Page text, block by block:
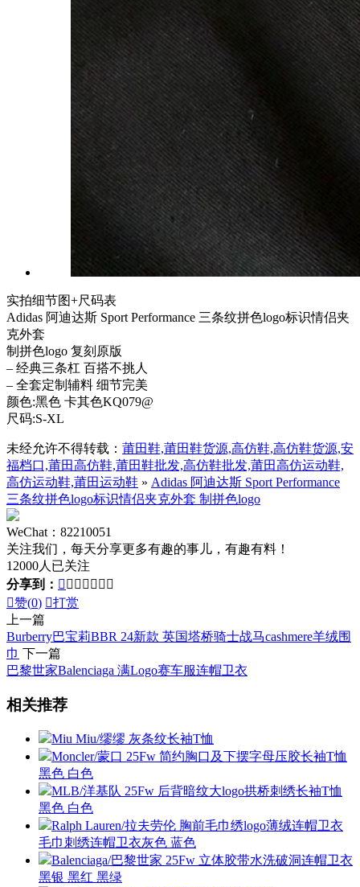
实拍细节图+尺码表
Adidas 阿迪达斯 Sport Performance 三条纹拼色logo标识情侣夹
克外套
制拼色logo 复刻原版
– 经典三条杠 百搭不挑人
– 全套定制辅料 细节完美
颜色:黑色 卡其色KQ079@
尺码:S-XL
未经允许不得转载： 莆田鞋,莆田鞋货源,高仿鞋,高仿鞋货源,安
福档口,莆田高仿鞋,莆田鞋批发,高仿鞋批发,莆田高仿运动鞋,
高仿运动鞋,莆田运动鞋 » Adidas 阿迪达斯 Sport Performance
三条纹拼色logo标识情侣夹克外套 制拼色logo
WeChat：82210051
关注我们，每天分享更多有趣的事儿，有趣有料！
12000人已关注
分享到：       
赞(0) 打赏
上一篇
Burberry巴宝莉BBR 24新款 英国塔桥骑士战马cashmere羊绒围
巾 下一篇
巴黎世家Balenciaga 满Logo赛车服连帽卫衣
相关推荐
Miu Miu/缪缪 灰条纹长袖T恤
Moncler/蒙口 25Fw 简约胸口及下摆字母压胶长袖T恤
黑色 白色
MLB/洋基队 25Fw 后背暗纹大logo拱桥刺绣长袖T恤
黑色 白色
Ralph Lauren/拉夫劳伦 胸前毛巾绣logo薄绒连帽卫衣
毛巾刺绣连帽卫衣灰色 蓝色
Balenciaga/巴黎世家 25Fw 立体胶带水洗破洞连帽卫衣
黑银 黑红 黑绿